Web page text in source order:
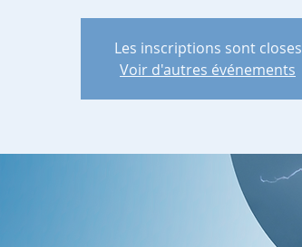
Les inscriptions sont closes
Voir d'autres événements